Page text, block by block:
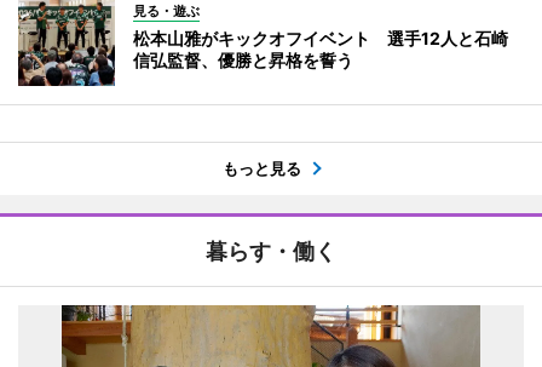
見る・遊ぶ
松本山雅がキックオフイベント 選手12人と石崎
信弘監督、優勝と昇格を誓う
もっと見る
暮らす・働く